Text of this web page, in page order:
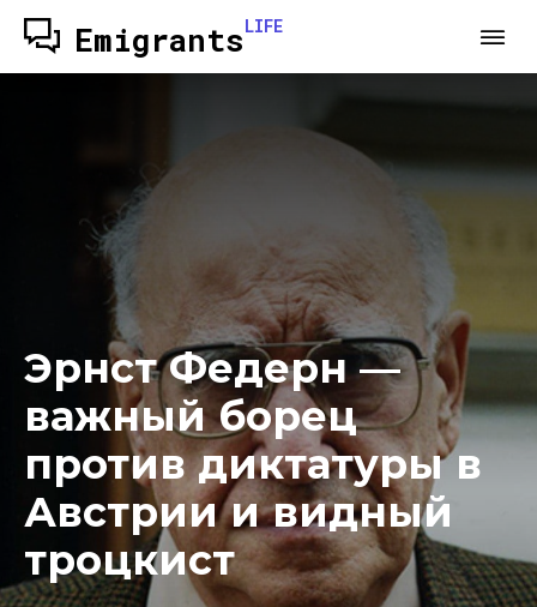
EmigrantsLIFE
Эрнст Федерн —
важный борец
против диктатуры в
Австрии и видный
троцкист